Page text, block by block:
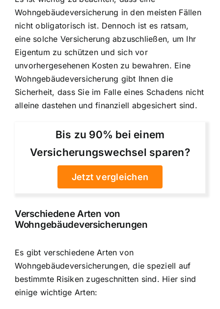
Wohngebäudeversicherung in den meisten Fällen
nicht obligatorisch ist. Dennoch ist es ratsam,
eine solche Versicherung abzuschließen, um Ihr
Eigentum zu schützen und sich vor
unvorhergesehenen Kosten zu bewahren. Eine
Wohngebäudeversicherung gibt Ihnen die
Sicherheit, dass Sie im Falle eines Schadens nicht
alleine dastehen und finanziell abgesichert sind.
Bis zu 90% bei einem
Versicherungswechsel sparen?
Jetzt vergleichen
Verschiedene Arten von
Wohngebäudeversicherungen
Es gibt verschiedene Arten von
Wohngebäudeversicherungen, die speziell auf
bestimmte Risiken zugeschnitten sind. Hier sind
einige wichtige Arten: